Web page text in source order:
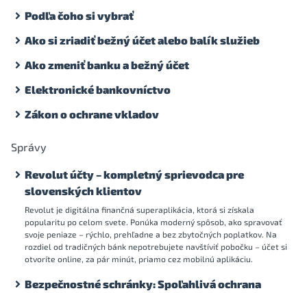
Podľa čoho si vybrať
Ako si zriadiť bežný účet alebo balík služieb
Ako zmeniť banku a bežný účet
Elektronické bankovníctvo
Zákon o ochrane vkladov
Správy
Revolut účty – kompletný sprievodca pre
slovenských klientov
Revolut je digitálna finančná superaplikácia, ktorá si získala
popularitu po celom svete. Ponúka moderný spôsob, ako spravovať
svoje peniaze – rýchlo, prehľadne a bez zbytočných poplatkov. Na
rozdiel od tradičných bánk nepotrebujete navštíviť pobočku – účet si
otvoríte online, za pár minút, priamo cez mobilnú aplikáciu.
Bezpečnostné schránky: Spoľahlivá ochrana